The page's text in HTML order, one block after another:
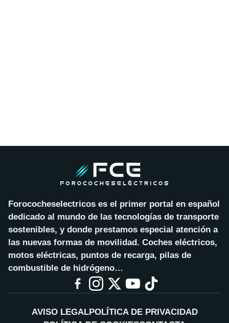
Forococheselectricos es el primer portal en español
dedicado al mundo de las tecnologías de transporte
sostenibles, y donde prestamos especial atención a
las nuevas formas de movilidad. Coches eléctricos,
motos eléctricas, puntos de recarga, pilas de
combustible de hidrógeno…
AVISO LEGALPOLÍTICA DE PRIVACIDAD